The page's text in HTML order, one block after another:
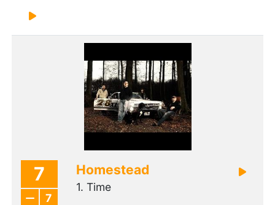
7
7
Homestead
1. Time